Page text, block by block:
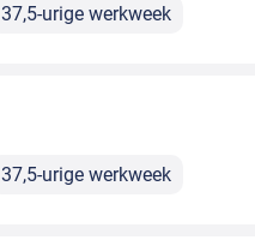
37,5-urige werkweek
37,5-urige werkweek